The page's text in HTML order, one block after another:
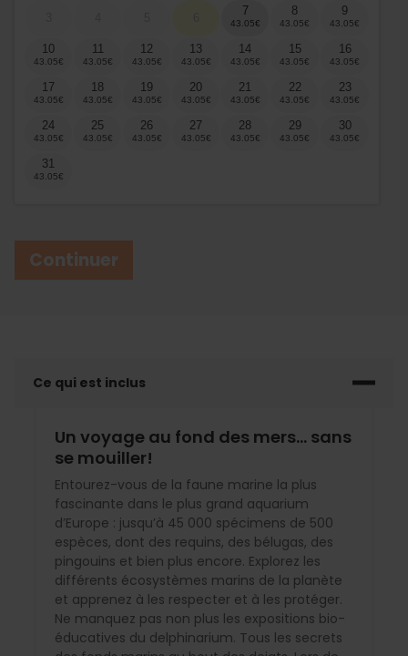
7 8 9
10 11 12 13 14 15 16
17 18 19 20 21 22 23
24 25 26 27 28 29 30
31
Continuer
Ce qui est inclus
Un voyage au fond des mers... sans
se mouiller!
Entourez-vous de la faune marine la plus
fascinante dans le plus grand aquarium
d’Europe : jusqu’à 45 000 spécimens de 500
espèces, dont des requins, des bélugas, des
pingouins et bien plus encore. Explorez les
différents écosystèmes marins de la planète
et apprenez à les respecter et à les protéger.
Ne manquez pas non plus les expositions bio-
éducatives du delphinarium. Tous les secrets